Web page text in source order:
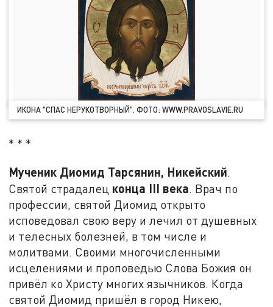
ИКОНА "СПАС НЕРУКОТВОРНЫЙ". ФОТО: WWW.PRAVOSLAVIE.RU
* * *
Мученик Диомид Тарсянин, Никейский.
Святой страдалец конца III века. Врач по
профессии, святой Диомид открыто
исповедовал свою веру и лечил от душевных
и телесных болезней, в том числе и
молитвами. Своими многочисленными
исцелениями и проповедью Слова Божия он
привёл ко Христу многих язычников. Когда
святой Диомид пришёл в город Никею,